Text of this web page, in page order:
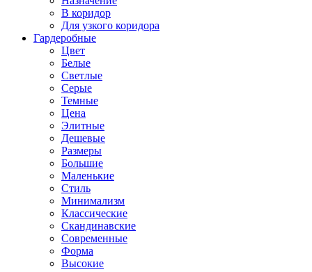
В коридор
Для узкого коридора
Гардеробные
Цвет
Белые
Светлые
Серые
Темные
Цена
Элитные
Дешевые
Размеры
Большие
Маленькие
Стиль
Минимализм
Классические
Скандинавские
Современные
Форма
Высокие